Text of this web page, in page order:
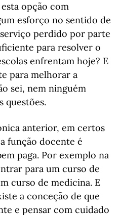
opção com
esforço no sentido de
perdido por parte
para resolver o
enfrentam hoje? E
para melhorar a
sei, nem ninguém
questões.
anterior, em certos
função docente é
paga. Por exemplo na
para um curso de
curso de medicina. E
a conceção de que
e pensar com cuidado